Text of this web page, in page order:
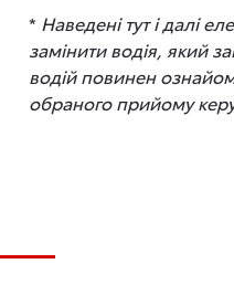
* Наведені тут і далі
замінити водія, який
водій повинен
обраного прийому